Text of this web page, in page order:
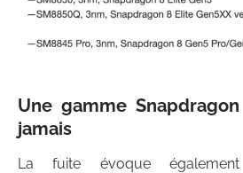
Une gamme
jamais
La fuite évoque